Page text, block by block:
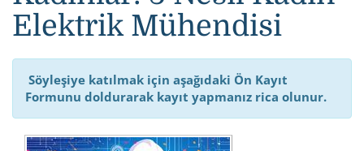
Elektrik Mühendisi
Söyleşiye katılmak için aşağıdaki Ön Kayıt
Formunu doldurarak kayıt yapmanız rica olunur.